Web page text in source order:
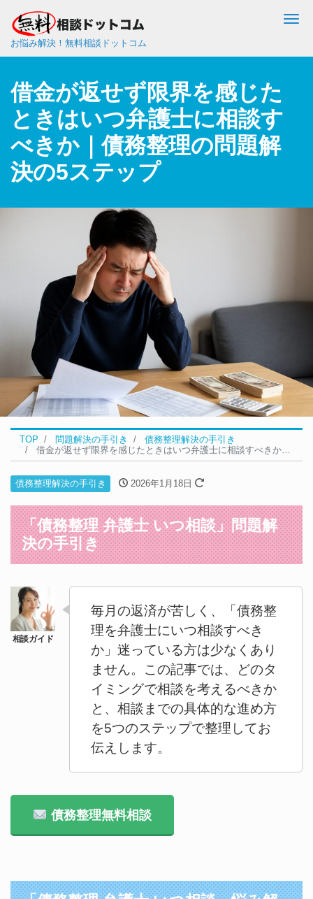
お悩み解決！無料相談ドットコム
借金が返せず限界を感じた
ときはいつ弁護士に相談す
べきか｜債務整理の問題解
決の5ステップ
TOP 問題解決の手引き
債務整理解決の手引き
借金が返せず限界を感じたときはいつ弁護士に相談すべきか｜債務整理の問題解決の5ステップ
債務整理解決の手引き 2026年1月18日
「債務整理 弁護士 いつ相談」問題解
決の手引き
毎月の返済が苦しく、「債務整
理を弁護士にいつ相談すべき
か」迷っている方は少なくあり
ません。この記事では、どのタ
イミングで相談を考えるべきか
と、相談までの具体的な進め方
を5つのステップで整理してお
伝えします。
債務整理無料相談